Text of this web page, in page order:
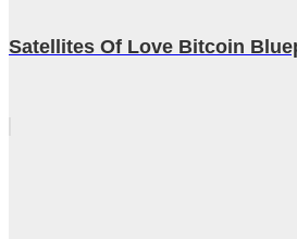
Satellites Of Love Bitcoin